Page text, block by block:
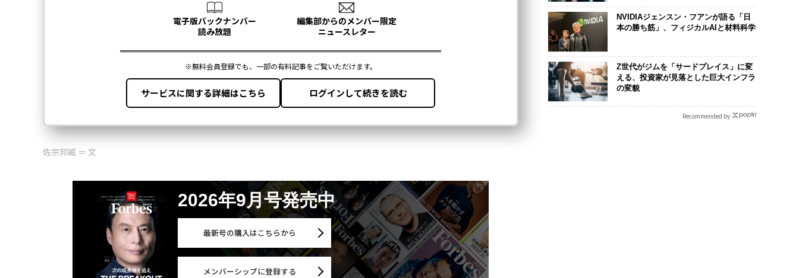
佐宗邦威 ＝ 文
2026年9月号発売中
最新号の購入はこちらから
メンバーシップに登録する
NVIDIAジェンスン・フアンが語る「日
本の勝ち筋」、フィジカルAIと材料科学
Z世代がジムを「サードプレイス」に変
える、投資家が見落とした巨大インフラ
の変貌
Recommended by